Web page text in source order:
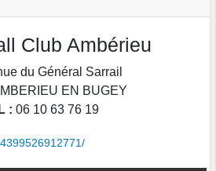
Club Ambérieu
du Général Sarrail
EN BUGEY
: 06 10 63 76 19